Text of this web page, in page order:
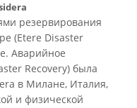
резервирования
(Etere Disaster
Аварийное
Recovery) была
в Милане, Италия,
и физической